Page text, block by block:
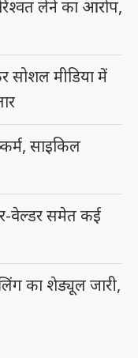
लेने का आरोप,
सोशल मीडिया में
साइकिल
वेल्डर समेत कई
का शेड्यूल जारी,